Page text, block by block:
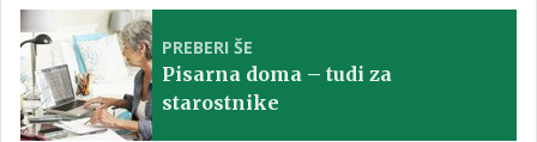
PREBERI ŠE
Pisarna doma – tudi za
starostnike